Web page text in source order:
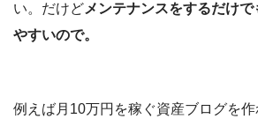
い。だけどメンテナンスをするだけ
やすいので。
例えば月10万円を稼ぐ資産ブログを